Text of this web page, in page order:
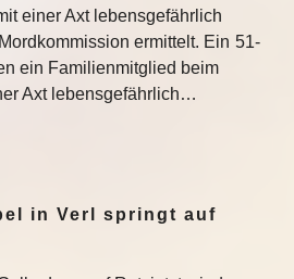
einer Axt lebensgefährlich
ermittelt. Ein 51-
ein Familienmitglied beim
Axt lebensgefährlich…
in Verl springt auf